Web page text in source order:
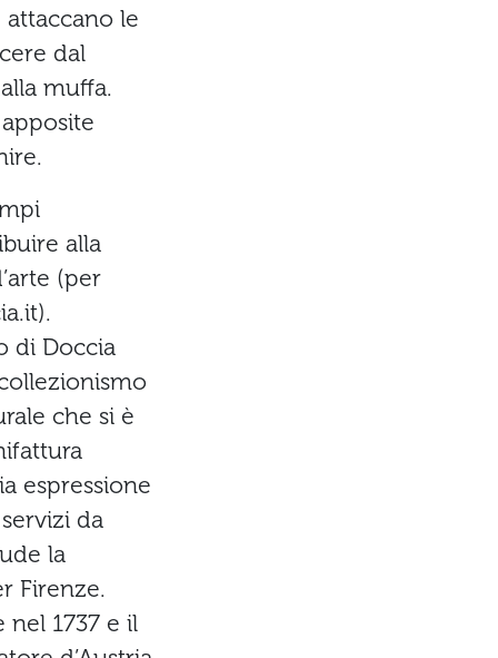
le
dal
muffa.
alla
(per
di Doccia
che si è
espressione
da
la
Firenze.
nel 1737 e il